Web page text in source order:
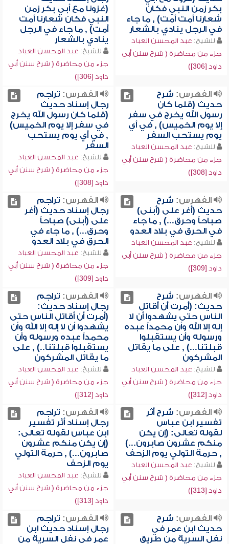
بكر زمن النبي فكان
شعارنا أمت أمت) , ما جاء
في الرجل ينادي بالشعار
للشيخ: عبد المحسن العباد
جزء من محاضرة ( شرح سنن أبي
داود [306])
(غزونا مع أبي بكر زمن
النبي فكان شعارنا أمت
أمت) , ما جاء في الرجل
ينادي بالشعار
للشيخ: عبد المحسن العباد
جزء من محاضرة ( شرح سنن أبي
داود [306])
الفهرس: شرح
حديث (قلما كان
رسول الله يخرج في سفر
إلا يوم الخميس) , في أي
يوم يستحب السفر
للشيخ: عبد المحسن العباد
جزء من محاضرة ( شرح سنن أبي
داود [308])
الفهرس: تراجم
رجال إسناد حديث
(قلما كان رسول الله يخرج
في سفر إلا يوم الخميس)
, في أي يوم يستحب
السفر
للشيخ: عبد المحسن العباد
جزء من محاضرة ( شرح سنن أبي
داود [308])
الفهرس: شرح
حديث (أغر على (أبنى)
صباحاً وحرق...) , ما جاء
في الحرق في بلاد العدو
للشيخ: عبد المحسن العباد
جزء من محاضرة ( شرح سنن أبي
داود [309])
الفهرس: تراجم
رجال إسناد حديث (أغر
على (أُبنى) صباحاً
وحرق...) , ما جاء في
الحرق في بلاد العدو
للشيخ: عبد المحسن العباد
جزء من محاضرة ( شرح سنن أبي
داود [309])
الفهرس: شرح
حديث: (أمرت أن أقاتل
الناس حتى يشهدوا أن لا
إله إلا الله وأن محمداً عبده
ورسوله وأن يستقبلوا
قبلتنا...) , على ما يقاتل
المشركون
للشيخ: عبد المحسن العباد
جزء من محاضرة ( شرح سنن أبي
داود [312])
الفهرس: تراجم
رجال إسناد حديث:
(أمرت أن أقاتل الناس حتى
يشهدوا أن لا إله إلا الله وأن
محمداً عبده ورسوله وأن
يستقبلوا قبلتنا..) , على
ما يقاتل المشركون
للشيخ: عبد المحسن العباد
جزء من محاضرة ( شرح سنن أبي
داود [312])
الفهرس: شرح أثر
تفسير ابن عباس
لقوله تعالى: (إن يكن
منكم عشرون صابرون...)
, حرمة التولي يوم الزحف
للشيخ: عبد المحسن العباد
جزء من محاضرة ( شرح سنن أبي
داود [313])
الفهرس: تراجم
رجال إسناد أثر تفسير
ابن عباس لقوله تعالى:
(إن يكن منكم عشرون
صابرون...) , حرمة التولي
يوم الزحف
للشيخ: عبد المحسن العباد
جزء من محاضرة ( شرح سنن أبي
داود [313])
الفهرس: شرح
حديث ابن عمر في
نفل السرية من طريق
الفهرس: تراجم
رجال إسناد حديث ابن
عمر في نفل السرية من